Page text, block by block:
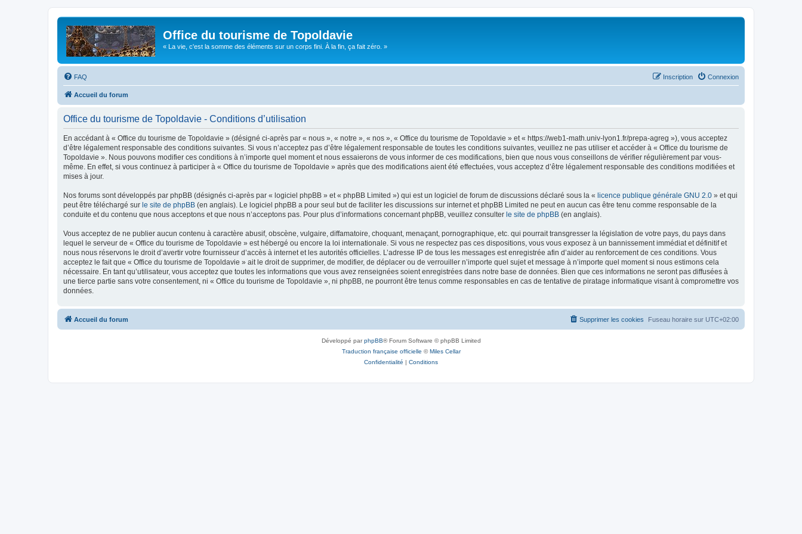
Office du tourisme de Topoldavie
« La vie, c'est la somme des éléments sur un corps fini. À la fin, ça fait zéro. »
FAQ Connexion
Inscription
Accueil du forum
Office du tourisme de Topoldavie - Conditions d’utilisation
En accédant à « Office du tourisme de Topoldavie » (désigné ci-après par « nous », « notre », « nos », « Office du tourisme de Topoldavie » et « https://web1-math.univ-lyon1.fr/prepa-agreg »), vous acceptez
d’être légalement responsable des conditions suivantes. Si vous n’acceptez pas d’être légalement responsable de toutes les conditions suivantes, veuillez ne pas utiliser et accéder à « Office du tourisme de
Topoldavie ». Nous pouvons modifier ces conditions à n’importe quel moment et nous essaierons de vous informer de ces modifications, bien que nous vous conseillons de vérifier régulièrement par vous-
même. En effet, si vous continuez à participer à « Office du tourisme de Topoldavie » après que des modifications aient été effectuées, vous acceptez d’être légalement responsable des conditions modifiées et
mises à jour.
Nos forums sont développés par phpBB (désignés ci-après par « logiciel phpBB » et « phpBB Limited ») qui est un logiciel de forum de discussions déclaré sous la « licence publique générale GNU 2.0 » et qui
peut être téléchargé sur le site de phpBB (en anglais). Le logiciel phpBB a pour seul but de faciliter les discussions sur internet et phpBB Limited ne peut en aucun cas être tenu comme responsable de la
conduite et du contenu que nous acceptons et que nous n’acceptons pas. Pour plus d’informations concernant phpBB, veuillez consulter le site de phpBB (en anglais).
Vous acceptez de ne publier aucun contenu à caractère abusif, obscène, vulgaire, diffamatoire, choquant, menaçant, pornographique, etc. qui pourrait transgresser la législation de votre pays, du pays dans
lequel le serveur de « Office du tourisme de Topoldavie » est hébergé ou encore la loi internationale. Si vous ne respectez pas ces dispositions, vous vous exposez à un bannissement immédiat et définitif et
nous nous réservons le droit d’avertir votre fournisseur d’accès à internet et les autorités officielles. L’adresse IP de tous les messages est enregistrée afin d’aider au renforcement de ces conditions. Vous
acceptez le fait que « Office du tourisme de Topoldavie » ait le droit de supprimer, de modifier, de déplacer ou de verrouiller n’importe quel sujet et message à n’importe quel moment si nous estimons cela
nécessaire. En tant qu’utilisateur, vous acceptez que toutes les informations que vous avez renseignées soient enregistrées dans notre base de données. Bien que ces informations ne seront pas diffusées à
une tierce partie sans votre consentement, ni « Office du tourisme de Topoldavie », ni phpBB, ne pourront être tenus comme responsables en cas de tentative de piratage informatique visant à compromettre vos
données.
Accueil du forum Fuseau horaire sur UTC+02:00
Supprimer les cookies
Développé parphpBB® Forum Software © phpBB Limited
Traduction française officielle ©Miles Cellar
Confidentialité | Conditions